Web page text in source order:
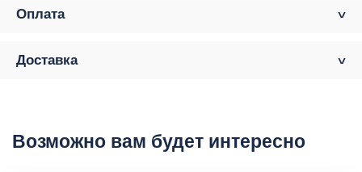
Оплата
Доставка
Возможно вам будет интересно